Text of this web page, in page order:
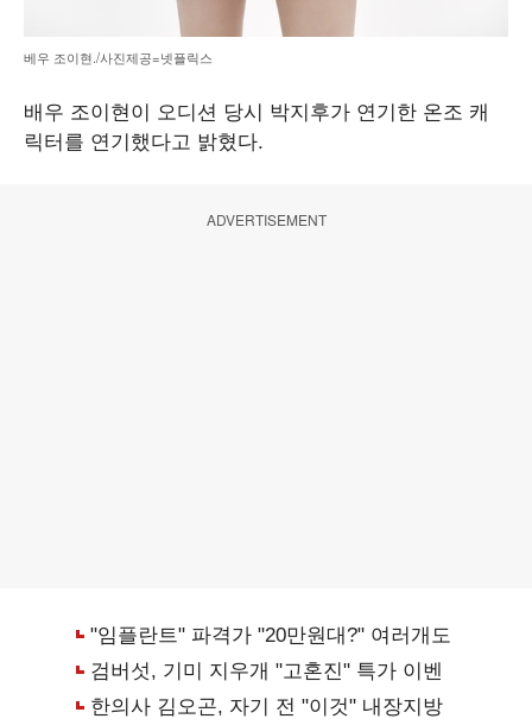
베우 조이현./사진제공=넷플릭스
배우 조이현이 오디션 당시 박지후가 연기한 온조 캐
릭터를 연기했다고 밝혔다.
ADVERTISEMENT